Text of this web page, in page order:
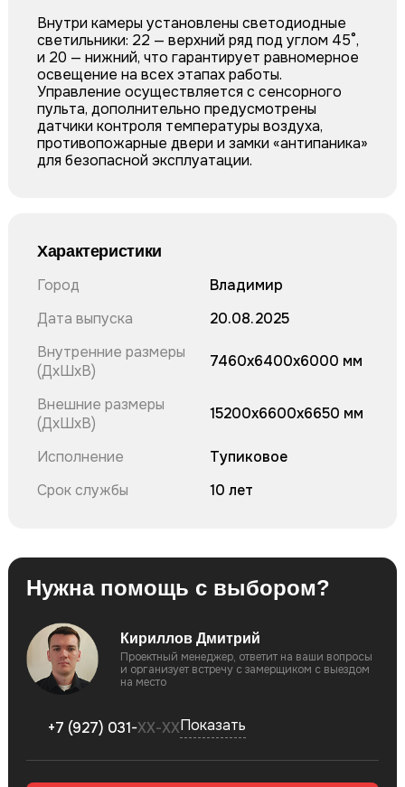
Внутри камеры установлены светодиодные
светильники: 22 — верхний ряд под углом 45°,
и 20 — нижний, что гарантирует равномерное
освещение на всех этапах работы.
Управление осуществляется с сенсорного
пульта, дополнительно предусмотрены
датчики контроля температуры воздуха,
противопожарные двери и замки «антипаника»
для безопасной эксплуатации.
Характеристики
Город
Владимир
Дата выпуска
20.08.2025
Внутренние размеры
(ДхШхВ)
7460x6400x6000 мм
Внешние размеры
(ДхШхВ)
15200x6600x6650 мм
Исполнение
Тупиковое
Срок службы
10 лет
Нужна помощь с выбором?
Кириллов Дмитрий
Проектный менеджер, ответит на ваши вопросы
и организует встречу c замерщиком с выездом
на место
+7 (927) 031-ХХ-ХХПоказать